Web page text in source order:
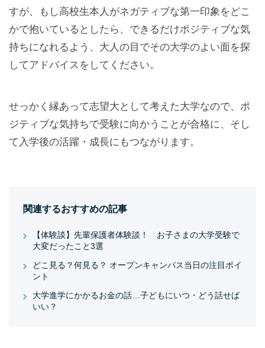
すが、もし高校生本人がネガティブな第一印象をどこ
かで抱いているとしたら、できるだけポジティブな気
持ちになれるよう、大人の目でその大学のよい面を探
してアドバイスをしてください。
せっかく縁あって志望大として考えた大学なので、ポ
ジティブな気持ちで受験に向かうことが合格に、そし
て入学後の活躍・成長にもつながります。
関連するおすすめの記事
【体験談】先輩保護者体験談！ お子さまの大学受験で
大変だったこと3選
どこ見る？何見る？ オープンキャンパス当日の注目ポイ
ント
大学進学にかかるお金の話…子どもにいつ・どう話せば
いい？